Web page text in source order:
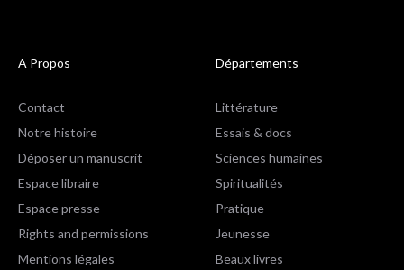
A Propos
Contact
Notre histoire
Déposer un manuscrit
Espace libraire
Espace presse
Rights and permissions
Mentions légales
Départements
Littérature
Essais & docs
Sciences humaines
Spiritualités
Pratique
Jeunesse
Beaux livres